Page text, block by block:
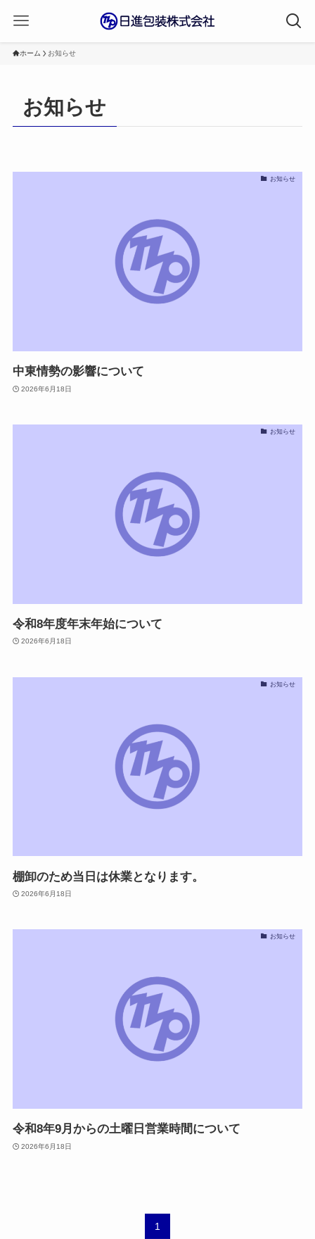
ホーム お知らせ
お知らせ
お知らせ
中東情勢の影響について
2026年6月18日
お知らせ
令和8年度年末年始について
2026年6月18日
お知らせ
棚卸のため当日は休業となります。
2026年6月18日
お知らせ
令和8年9月からの土曜日営業時間について
2026年6月18日
1